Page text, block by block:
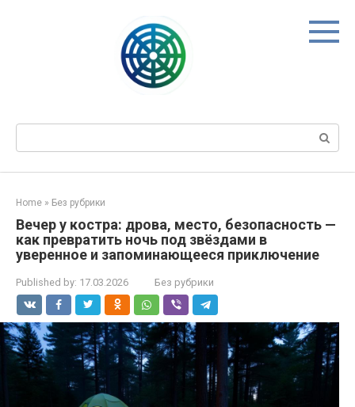
Search:
Home » Без рубрики
Вечер у костра: дрова, место, безопасность —
как превратить ночь под звёздами в
уверенное и запоминающееся приключение
Published by: 17.03.2026 Без рубрики